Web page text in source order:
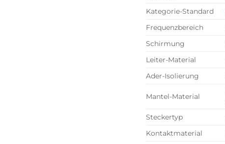
Kategorie-Standard
Frequenzbereich
Schirmung
Leiter-Material
Ader-Isolierung
Mantel-Material
Steckertyp
Kontaktmaterial